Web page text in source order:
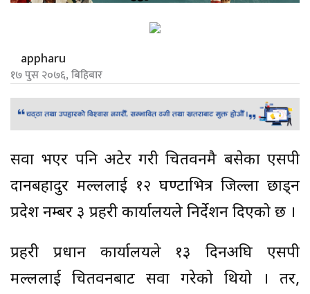
appharu
१७ पुस २०७६, बिहिबार
सरुवा भएर पनि अटेर गरी चितवनमै बसेका एसपी
दानबहादुर मल्ललाई १२ घण्टाभित्र जिल्ला छाड्न
प्रदेश नम्बर ३ प्रहरी कार्यालयले निर्देशन दिएको छ ।
प्रहरी प्रधान कार्यालयले १३ दिनअघि एसपी
मल्ललाई चितवनबाट सरुवा गरेको थियो । तर,